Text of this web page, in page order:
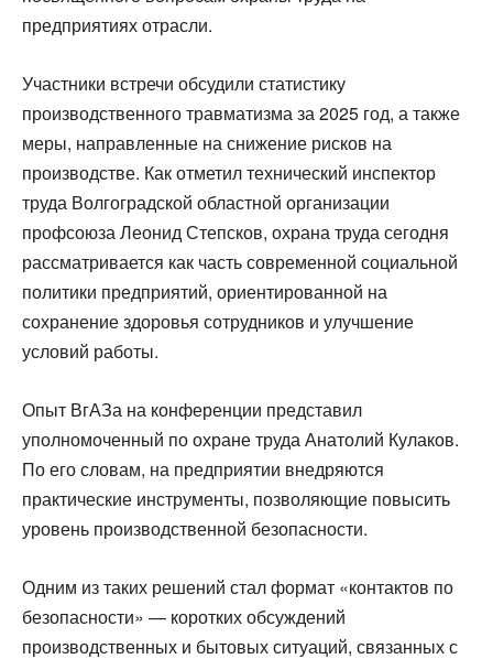
предприятиях отрасли.
Участники встречи обсудили статистику
производственного травматизма за 2025 год, а также
меры, направленные на снижение рисков на
производстве. Как отметил технический инспектор
труда Волгоградской областной организации
профсоюза Леонид Степсков, охрана труда сегодня
рассматривается как часть современной социальной
политики предприятий, ориентированной на
сохранение здоровья сотрудников и улучшение
условий работы.
Опыт ВгАЗа на конференции представил
уполномоченный по охране труда Анатолий Кулаков.
По его словам, на предприятии внедряются
практические инструменты, позволяющие повысить
уровень производственной безопасности.
Одним из таких решений стал формат «контактов по
безопасности» — коротких обсуждений
производственных и бытовых ситуаций, связанных с